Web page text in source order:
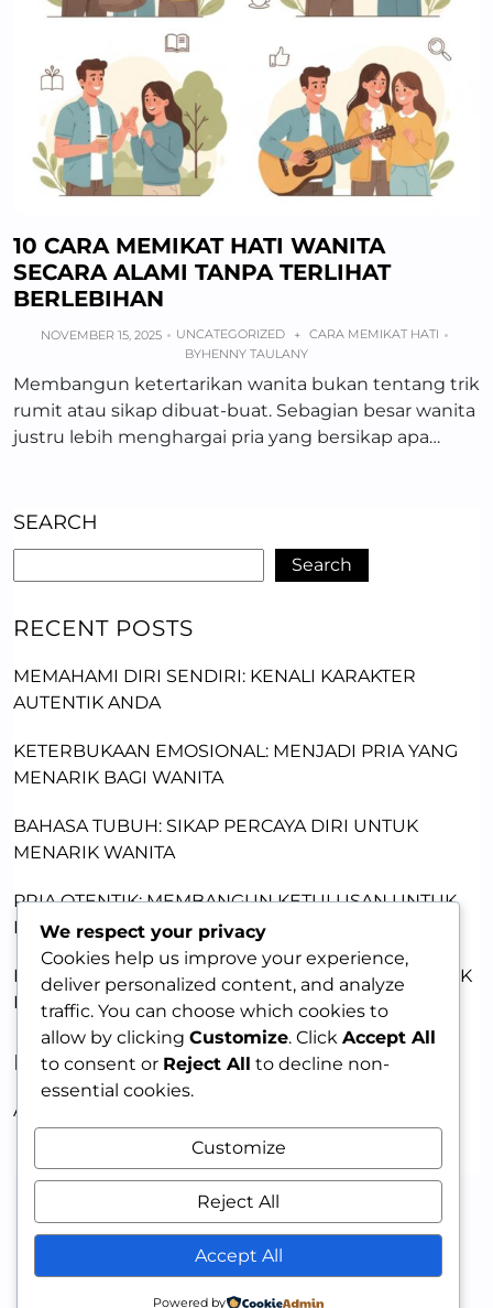
10 CARA MEMIKAT HATI WANITA
SECARA ALAMI TANPA TERLIHAT
BERLEBIHAN
NOVEMBER 15, 2025 UNCATEGORIZED +
CARA MEMIKAT HATI
BYHENNY TAULANY
Membangun ketertarikan wanita bukan tentang trik
rumit atau sikap dibuat-buat. Sebagian besar wanita
justru lebih menghargai pria yang bersikap apa…
SEARCH
Search
RECENT POSTS
MEMAHAMI DIRI SENDIRI: KENALI KARAKTER
AUTENTIK ANDA
KETERBUKAAN EMOSIONAL: MENJADI PRIA YANG
MENARIK BAGI WANITA
BAHASA TUBUH: SIKAP PERCAYA DIRI UNTUK
MENARIK WANITA
PRIA OTENTIK: MEMBANGUN KETULUSAN UNTUK
MENARIK WANITA
KEKUATAN KETULUSAN: JADI PRIA OTENTIK UNTUK
DAYA TARIK
RECENT COMMENTS
A WordPress Commenter
We respect your privacy
Cookies help us improve your experience,
deliver personalized content, and analyze
traffic. You can choose which cookies to
allow by clicking Customize. Click Accept All
to consent or Reject All to decline non-
essential cookies.
Customize
Reject All
Accept All
Powered by